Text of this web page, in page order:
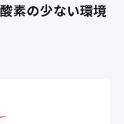
素の少ない環境